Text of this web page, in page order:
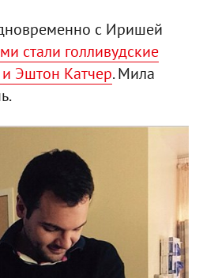
с Иришей
стали голливудские
Эштон Катчер. Мила